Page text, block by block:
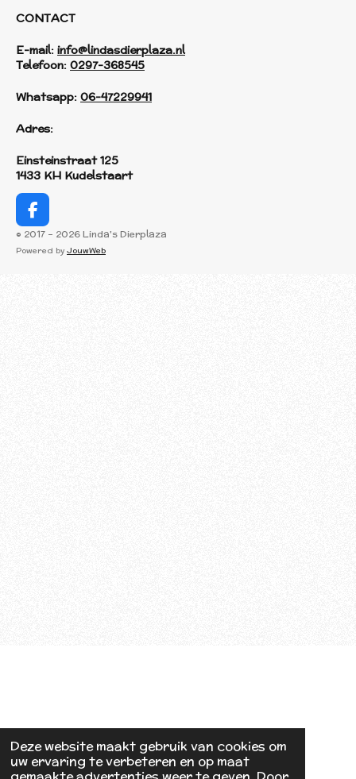
Deze website maakt gebruik van cookies om
uw ervaring te verbeteren en op maat
CONTACT
E-mail: info@lindasdierplaza.nl
Telefoon: 0297-368545
Whatsapp: 06-47229941
Adres:
Einsteinstraat 125
1433 KH Kudelstaart
F
a
c
© 2017 - 2026 Linda's Dierplaza
Powered by JouwWeb